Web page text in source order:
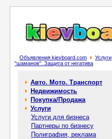
Объявления kievboard.com Услуги
"шаманов". Защита от негатива
Авто. Мото. Транспорт
Недвижимость
Покупка/Продажа
Услуги
Услуги для бизнеса
Партнеры по бизнесу
Полиграфия, реклама